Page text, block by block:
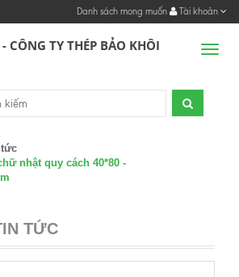
Danh sách mong muốn Tài khoản
CÔNG TY THÉP BẢO KHÔI
nhật quy cách 40*80 -
TỨC